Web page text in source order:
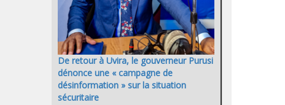
De retour à Uvira, le gouverneur Purusi
dénonce une « campagne de
désinformation » sur la situation
sécuritaire